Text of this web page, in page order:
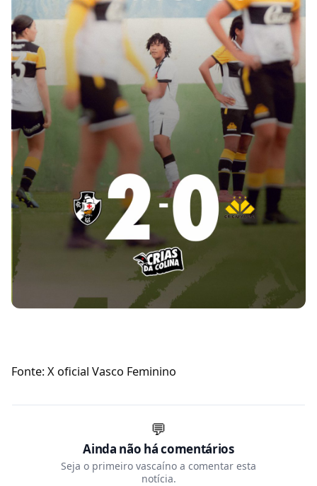
Fonte: X oficial Vasco Feminino
💬
Ainda não há comentários
Seja o primeiro vascaíno a comentar esta
notícia.